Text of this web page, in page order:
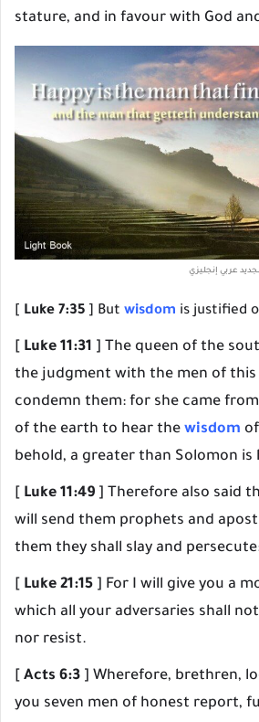
stature, and in favour with God
[ Luke 7:35 ] But wisdom is justified
Luke 11:31 ] The queen of the
the judgment with the men of this
condemn them: for she came
of the earth to hear the wisdom
behold, a greater than Solomon is
Luke 11:49 ] Therefore also said
will send them prophets and
them they shall slay and
Luke 21:15 ] For I will give you a
which all your adversaries shall
nor resist.
Acts 6:3 ] Wherefore, brethren,
you seven men of honest report,